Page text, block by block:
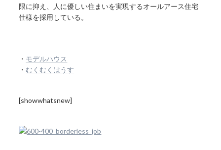
限に抑え、人に優しい住まいを実現するオールアース住宅
仕様を採用している。
・ モデルハウス
・むくむくはうす
[showwhatsnew]